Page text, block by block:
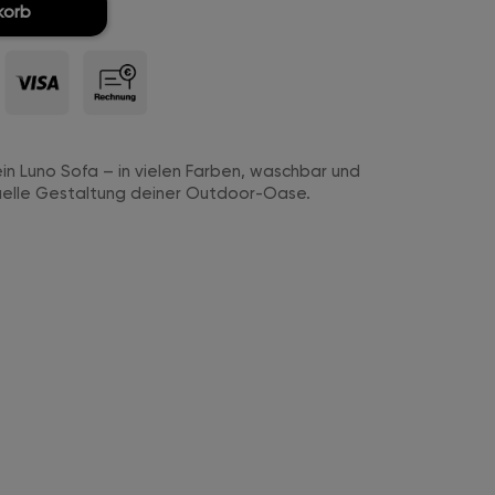
Luno Sofa – in vielen Farben, waschbar und
Gestaltung deiner Outdoor-Oase.